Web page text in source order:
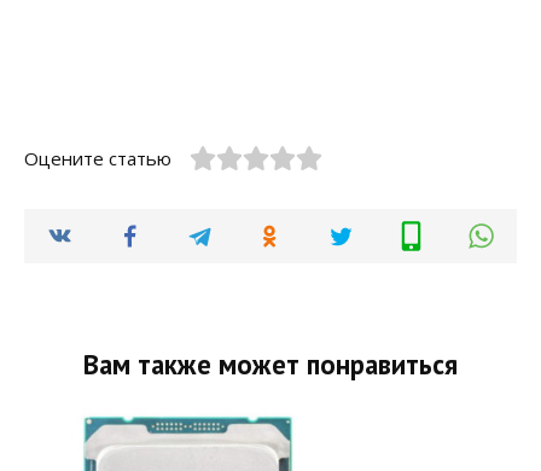
Оцените статью
Вам также может понравиться